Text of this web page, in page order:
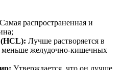
Самая распространенная и
(HCL): Лучше растворяется в
меньше желудочно-кишечных